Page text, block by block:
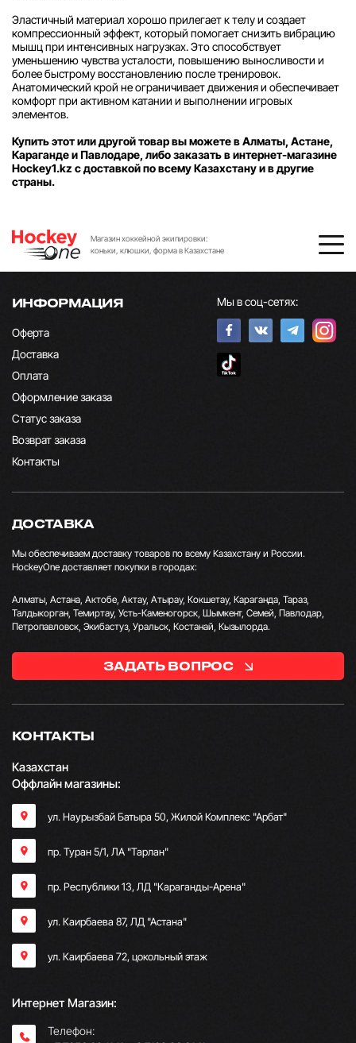
Эластичный материал хорошо прилегает к телу и создает
компрессионный эффект, который помогает снизить вибрацию
мышц при интенсивных нагрузках. Это способствует
уменьшению чувства усталости, повышению выносливости и
более быстрому восстановлению после тренировок.
Анатомический крой не ограничивает движения и обеспечивает
комфорт при активном катании и выполнении игровых
элементов.
Купить этот или другой товар вы можете в Алматы, Астане,
Караганде и Павлодаре, либо заказать в интернет-магазине
Hockey1.kz с доставкой по всему Казахстану и в другие
страны.
Магазин хоккейной экипировки:
коньки, клюшки, форма в Казахстане
ИНФОРМАЦИЯ
Оферта
Доставка
Оплата
Оформление заказа
Статус заказа
Возврат заказа
Контакты
Мы в соц-сетях:
КОНТАКТЫ
Казахстан
Оффлайн магазины:
ул. Наурызбай Батыра 50, Жилой Комплекс "Арбат"
пр. Туран 5/1, ЛА "Тарлан"
пр. Республики 13, ​ЛД "Караганды-Арена"
ул. Каирбаева 87, ЛД "Астана"
ул. Каирбаева 72, цокольный этаж
Интернет Магазин:
Телефон:
ДОСТАВКА
Мы обеспечиваем доставку товаров по всему Казахстану и России.
HockeyOne доставляет покупки в городах:
Алматы, Астана, Актобе, Актау, Атырау, Кокшетау, Караганда, Тараз,
Талдыкорган, Темиртау, Усть-Каменогорск, Шымкент, Семей, Павлодар,
Петропавловск, Экибастуз, Уральск, Костанай, Кызылорда.
ЗАДАТЬ ВОПРОС